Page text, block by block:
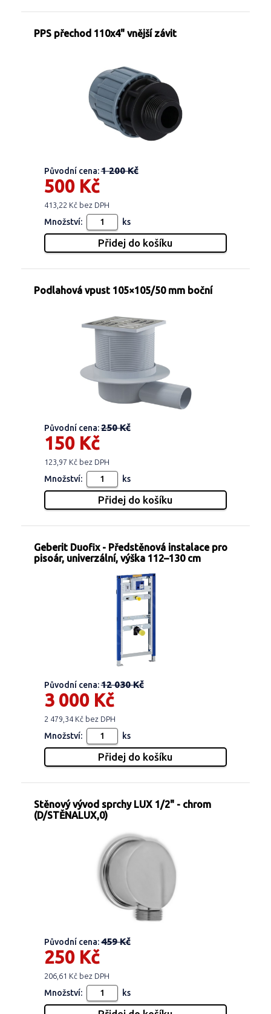
PPS přechod 110x4" vnější závit
Původní cena:1 200 Kč
500 Kč
413,22 Kč bez DPH
Množství: ks
Podlahová vpust 105×105/50 mm boční
Původní cena:250 Kč
150 Kč
123,97 Kč bez DPH
Množství: ks
Geberit Duofix - Předstěnová instalace pro
pisoár, univerzální, výška 112–130 cm
Původní cena:12 030 Kč
3 000 Kč
2 479,34 Kč bez DPH
Množství: ks
Stěnový vývod sprchy LUX 1/2" - chrom
(D/STĚNALUX,0)
Původní cena:459 Kč
250 Kč
206,61 Kč bez DPH
Množství: ks